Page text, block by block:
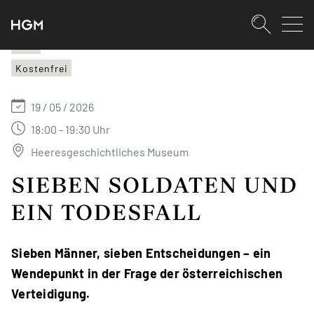
SKIPLINKS
Kostenfrei
19 / 05 / 2026
18:00 - 19:30 Uhr
Heeresgeschichtliches Museum
SIEBEN SOLDATEN UND
EIN TODESFALL
Sieben Männer, sieben Entscheidungen – ein
Wendepunkt in der Frage der österreichischen
Verteidigung.